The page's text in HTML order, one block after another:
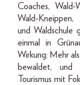
Coaches,
Wald-
und Waldschule
einmal in
Wirkung: Mehr
bewaldet, und
Tourismus mit